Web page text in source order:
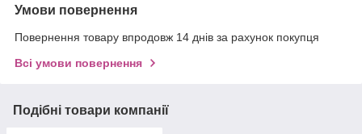
Умови повернення
Повернення товару впродовж 14 днів за рахунок покупця
Всі умови повернення
Подібні товари компанії